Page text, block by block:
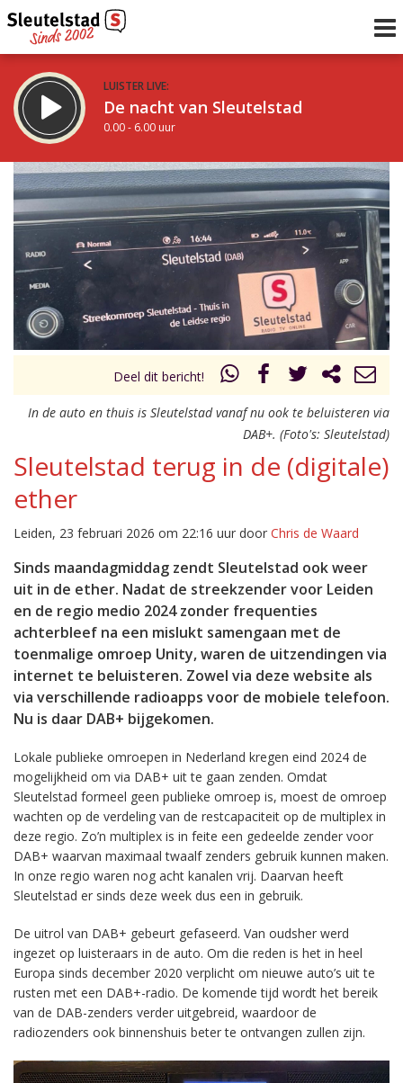
LUISTER LIVE:
De nacht van Sleutelstad
0.00 - 6.00 uur
STRAKS:
De ochtend van Sleutelstad
6.00 - 12.00 uur
Vorig uur
uur 1 van 0 Volgend uur
Deel dit bericht!
In de auto en thuis is Sleutelstad vanaf nu ook te beluisteren via
DAB+. (Foto's: Sleutelstad)
Sleutelstad terug in de (digitale)
ether
Leiden, 23 februari 2026 om 22:16 uur door Chris de Waard
Sinds maandagmiddag zendt Sleutelstad ook weer
uit in de ether. Nadat de streekzender voor Leiden
en de regio medio 2024 zonder frequenties
achterbleef na een mislukt samengaan met de
toenmalige omroep Unity, waren de uitzendingen via
internet te beluisteren. Zowel via deze website als
via verschillende radioapps voor de mobiele telefoon.
Nu is daar DAB+ bijgekomen.
Lokale publieke omroepen in Nederland kregen eind 2024 de
mogelijkheid om via DAB+ uit te gaan zenden. Omdat
Sleutelstad formeel geen publieke omroep is, moest de omroep
wachten op de verdeling van de restcapaciteit op de multiplex in
deze regio. Zo’n multiplex is in feite een gedeelde zender voor
DAB+ waarvan maximaal twaalf zenders gebruik kunnen maken.
In onze regio waren nog acht kanalen vrij. Daarvan heeft
Sleutelstad er sinds deze week dus een in gebruik.
De uitrol van DAB+ gebeurt gefaseerd. Van oudsher werd
ingezet op luisteraars in de auto. Om die reden is het in heel
Europa sinds december 2020 verplicht om nieuwe auto’s uit te
rusten met een DAB+-radio. De komende tijd wordt het bereik
van de DAB-zenders verder uitgebreid, waardoor de
radiozenders ook binnenshuis beter te ontvangen zullen zijn.